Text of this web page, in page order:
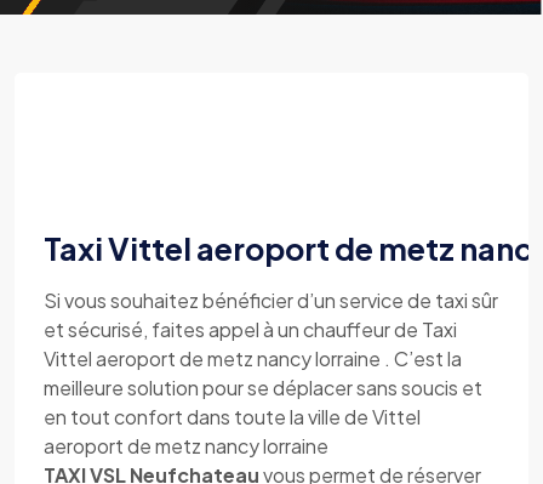
Taxi Vittel aeroport de metz
Si vous souhaitez bénéficier d’un service de taxi sûr
et sécurisé, faites appel à un chauffeur de Taxi
Vittel aeroport de metz nancy lorraine . C’est la
meilleure solution pour se déplacer sans soucis et
en tout confort dans toute la ville de Vittel
aeroport de metz nancy lorraine
TAXI VSL Neufchateauvous permet de réserver